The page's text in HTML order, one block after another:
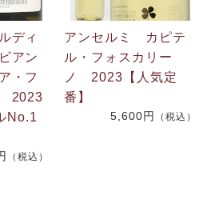
ディ
アン
・フ
2023
No.1
（税込）
アンセルミ カピテ
ル・フォスカリー
ノ 2023【人気定
番】
5,600円 （税込）